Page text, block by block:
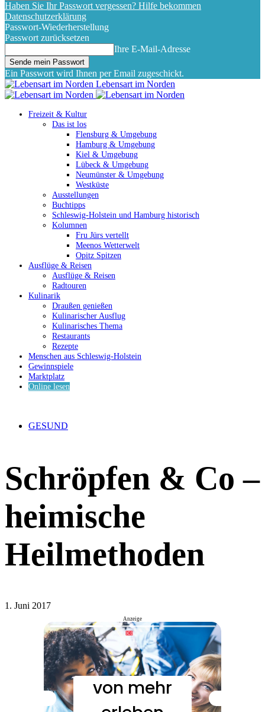
Haben Sie Ihr Passwort vergessen? Hilfe bekommen
Datenschutzerklärung
Passwort-Wiederherstellung
Passwort zurücksetzen
Ihre E-Mail-Adresse
Ein Passwort wird Ihnen per Email zugeschickt.
Lebensart im Norden
Freizeit & Kultur
Das ist los
Flensburg & Umgebung
Hamburg & Umgebung
Kiel & Umgebung
Lübeck & Umgebung
Neumünster & Umgebung
Westküste
Ausstellungen
Buchtipps
Schleswig-Holstein und Hamburg historisch
Kolumnen
Fru Jürs vertellt
Meenos Wetterwelt
Opitz Spitzen
Ausflüge & Reisen
Ausflüge & Reisen
Radtouren
Kulinarik
Draußen genießen
Kulinarischer Ausflug
Kulinarisches Thema
Restaurants
Rezepte
Menschen aus Schleswig-Holstein
Gewinnspiele
Marktplatz
Online lesen
GESUND
Schröpfen & Co –
heimische
Heilmethoden
1. Juni 2017
Anzeige